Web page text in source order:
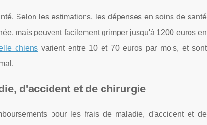
Selon les estimations, les dépenses en soins de santé
mais peuvent facilement grimper jusqu'à 1200 euros en
chiens varient entre 10 et 70 euros par mois, et sont
d'accident et de chirurgie
pour les frais de maladie, d'accident et de